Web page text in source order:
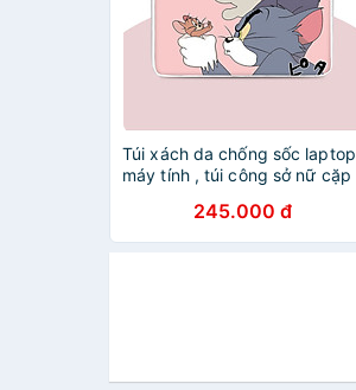
Túi xách da chống sốc laptop
máy tính , túi công sở nữ cặp
245.000 đ